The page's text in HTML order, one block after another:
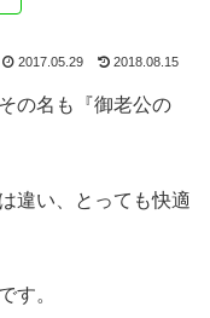
2017.05.29 2018.08.15
の名も『御老公の
違い、とっても快適
す。